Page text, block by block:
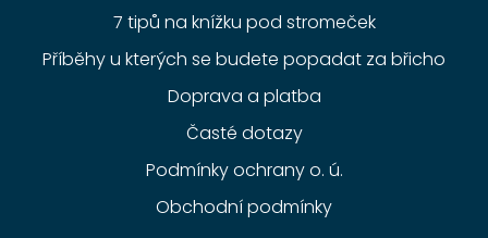
7 tipů na knížku pod stromeček
Příběhy u kterých se budete popadat za břicho
Doprava a platba
Časté dotazy
Podmínky ochrany o. ú.
Obchodní podmínky